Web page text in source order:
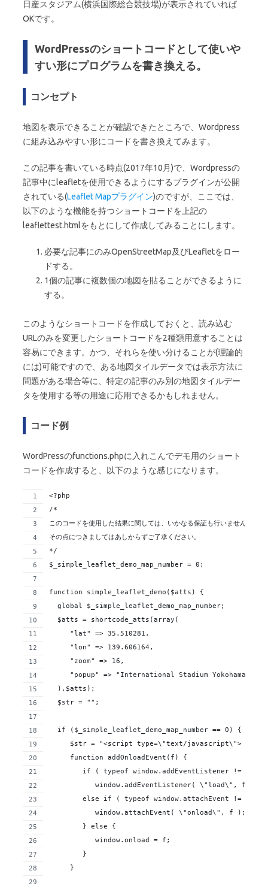
日産スタジアム(横浜国際総合競技場)が表示されていれば
OKです。
WordPressのショートコードとして使いや
すい形にプログラムを書き換える。
コンセプト
地図を表示できることが確認できたところで、Wordpress
に組み込みやすい形にコードを書き換えてみます。
この記事を書いている時点(2017年10月)で、Wordpressの
記事中にleafletを使用できるようにするプラグインが公開
されている(Leaflet Mapプラグイン)のですが、ここでは、
以下のような機能を持つショートコードを上記の
leaflettest.htmlをもとにして作成してみることにします。
必要な記事にのみOpenStreetMap及びLeafletをロー
ドする。
1個の記事に複数個の地図を貼ることができるように
する。
このようなショートコードを作成しておくと、読み込む
URLのみを変更したショートコードを2種類用意することは
容易にできます。かつ、それらを使い分けることが(理論的
には)可能ですので、ある地図タイルデータでは表示方法に
問題がある場合等に、特定の記事のみ別の地図タイルデー
タを使用する等の用途に応用できるかもしれません。
コード例
WordPressのfunctions.phpに入れこんでデモ用のショート
コードを作成すると、以下のような感じになります。
<?php
/*
このコードを使用した結果に関しては、いかなる保証も行いませんので、
その点につきましてはあしからずご了承ください。
*/
$_simple_leaflet_demo_map_number = 0;
function simple_leaflet_demo($atts) {
  global $_simple_leaflet_demo_map_number;
  $atts = shortcode_atts(array(
     "lat" => 35.510281,
     "lon" => 139.606164,
     "zoom" => 16,
"popup" => "International Stadium Yokohama<br>横
  ),$atts);
  $str = "";
  if ($_simple_leaflet_demo_map_number == 0) {
     $str = "<script type=\"text/javascript\">
     function addOnloadEvent(f) {
if ( typeof window.addEventListener !=
window.addEventListener( \"load\", f,
else if ( typeof window.attachEvent !=
    	   window.attachEvent( \"onload\", f );
  	} else {
	   window.onload = f;
	}
     }